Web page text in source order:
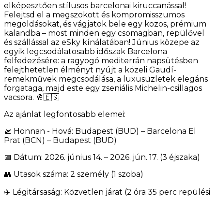
elképesztően stílusos barcelonai kiruccanással!
Felejtsd el a megszokott és kompromisszumos
megoldásokat, és vágjatok bele egy közös, prémium
kalandba – most minden egy csomagban, repülővel
és szállással az eSky kínálatában! Június közepe az
egyik legcsodálatosabb időszak Barcelona
felfedezésére: a ragyogó mediterrán napsütésben
felejthetetlen élményt nyújt a közeli Gaudí-
remekművek megcsodálása, a luxusüzletek elegáns
forgataga, majd este egy zseniális Michelin-csillagos
vacsora. 🥂🇪🇸
Az ajánlat legfontosabb elemei:
🛫 Honnan - Hová: Budapest (BUD) – Barcelona El
Prat (BCN) – Budapest (BUD)
📅 Dátum: 2026. június 14. – 2026. jún. 17. (3 éjszaka)
👥 Utasok száma: 2 személy (1 szoba)
✈️ Légitársaság: Közvetlen járat (2 óra 35 perc repülési